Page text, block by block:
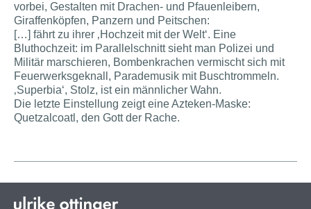
vorbei, Gestalten mit Drachen- und Pfauenleibern,
Giraffenköpfen, Panzern und Peitschen:
[…] fährt zu ihrer ‚Hochzeit mit der Welt‘. Eine
Bluthochzeit: im Parallelschnitt sieht man Polizei und
Militär marschieren, Bombenkrachen vermischt sich mit
Feuerwerksgeknall, Parademusik mit Buschtrommeln.
‚Superbia‘, Stolz, ist ein männlicher Wahn.
Die letzte Einstellung zeigt eine Azteken-Maske:
Quetzalcoatl, den Gott der Rache.